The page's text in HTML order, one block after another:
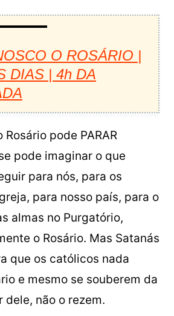
O ROSÁRIO |
DIAS | 4h DA
pode PARAR
pode imaginar o que
para nós, para os
para nosso país, para o
almas no Purgatório,
o Rosário. Mas Satanás
que os católicos nada
e mesmo se souberem da
dele, não o rezem.